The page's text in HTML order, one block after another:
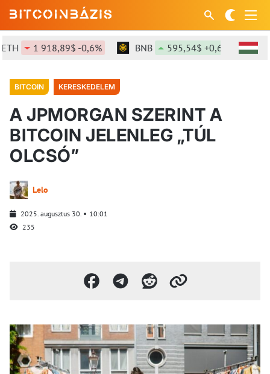
1 918,89$ -0,6% BNB 595,54$ +0,61%
BITCOIN KERESKEDELEM
A JPMORGAN SZERINT A
BITCOIN JELENLEG „TÚL
OLCSÓ”
Lelo
2025. augusztus 30.
10:01
235